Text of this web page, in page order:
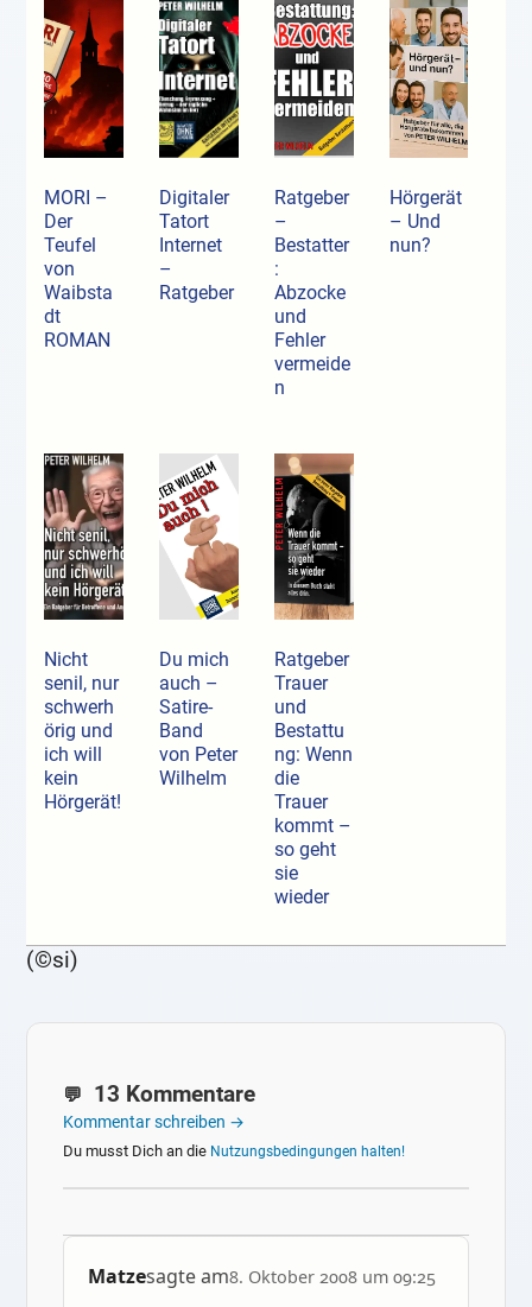
MORI –
Der
Teufel
von
Waibsta
dt
ROMAN
Digitaler
Tatort
Internet
–
Ratgeber
Ratgeber
–
Bestatter
:
Abzocke
und
Fehler
vermeide
n
Hörgerät
– Und
nun?
Nicht
senil, nur
schwerh
örig und
ich will
kein
Hörgerät!
Du mich
auch –
Satire-
Band
von Peter
Wilhelm
Ratgeber
Trauer
und
Bestattu
ng: Wenn
die
Trauer
kommt –
so geht
sie
wieder
(©si)
13 Kommentare
Kommentar schreiben →
Du musst Dich an die Nutzungsbedingungen halten!
Matzesagte am8. Oktober 2008 um 09:25